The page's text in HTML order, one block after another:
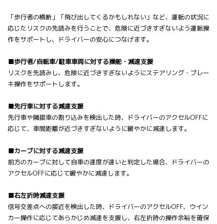
「歩行者の横断」「飛び出してくるかもしれない」など、運転の状況に
応じたリスクの先読みを行うことで、危険に近づきすぎないよう運転操
作をサポートし、ドライバーの安心につなげます。
■歩行者/自転車/駐車車両に対する操舵・減速支援
リスクを先読みし、危険に近づきすぎないようにステアリング・ブレー
キ操作をサポートします。
■先行車に対する減速支援
先行車や隣接車の割り込みを検出した時、ドライバーのアクセルOFFに
応じて、車間距離が近づきすぎないように緩やかに減速します。
■カーブに対する減速支援
前方のカーブに対して自車の速度が速いと判定した場合、ドライバーの
アクセルOFFに応じて緩やかに減速します。
■右左折時減速支援
信号交差点への接近を検出した時、ドライバーのアクセルOFF、ウイン
カー操作に応じてあらかじめ減速を支援し、右左折時の操作余裕を確保